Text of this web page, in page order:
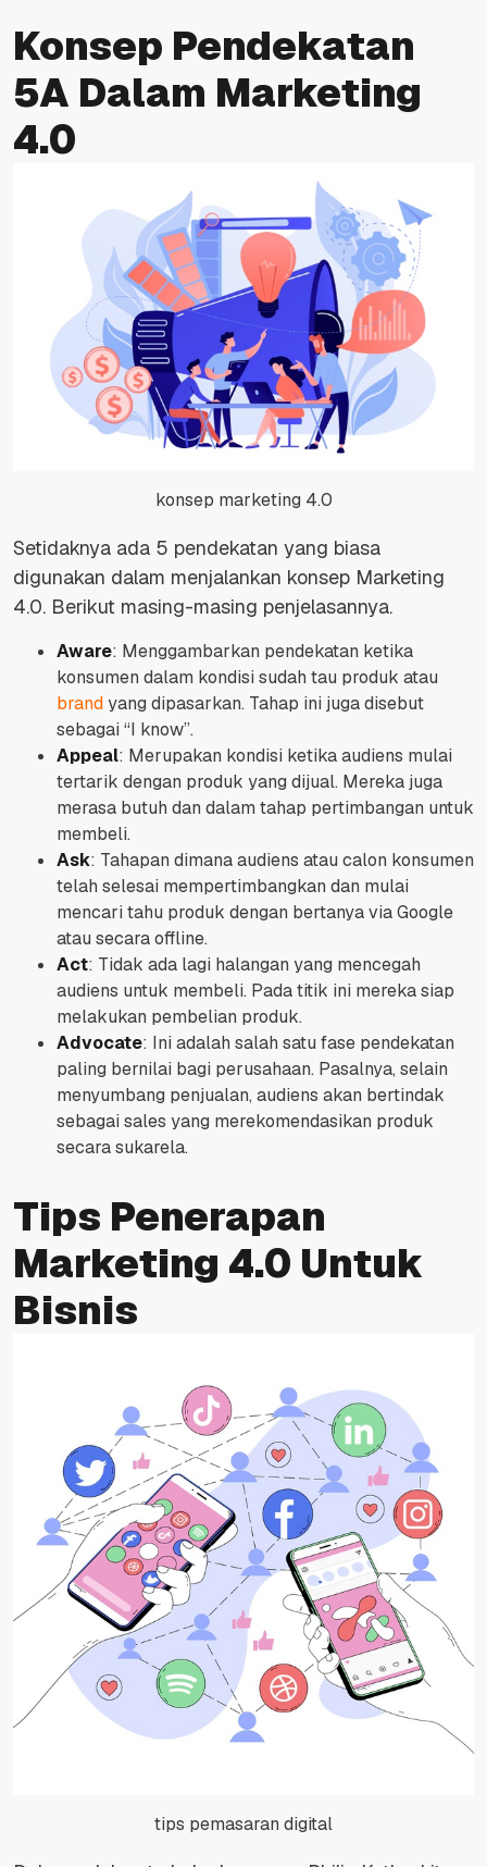
Konsep Pendekatan
5A Dalam Marketing
4.0
konsep marketing 4.0
Setidaknya ada 5 pendekatan yang biasa
digunakan dalam menjalankan konsep Marketing
4.0. Berikut masing-masing penjelasannya.
Aware: Menggambarkan pendekatan ketika
konsumen dalam kondisi sudah tau produk atau
brand yang dipasarkan. Tahap ini juga disebut
sebagai “I know”.
Appeal: Merupakan kondisi ketika audiens mulai
tertarik dengan produk yang dijual. Mereka juga
merasa butuh dan dalam tahap pertimbangan untuk
membeli.
Ask: Tahapan dimana audiens atau calon konsumen
telah selesai mempertimbangkan dan mulai
mencari tahu produk dengan bertanya via Google
atau secara offline.
Act: Tidak ada lagi halangan yang mencegah
audiens untuk membeli. Pada titik ini mereka siap
melakukan pembelian produk.
Advocate: Ini adalah salah satu fase pendekatan
paling bernilai bagi perusahaan. Pasalnya, selain
menyumbang penjualan, audiens akan bertindak
sebagai sales yang merekomendasikan produk
secara sukarela.
Tips Penerapan
Marketing 4.0 Untuk
Bisnis
tips pemasaran digital